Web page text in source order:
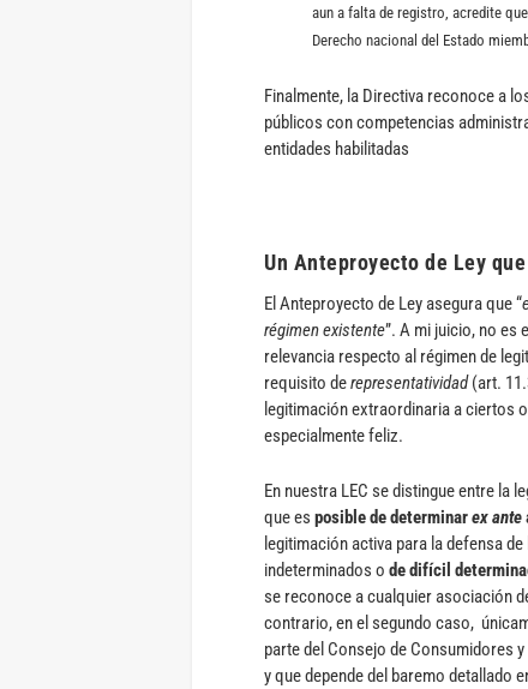
aun a falta de registro, acredite
Derecho nacional del Estado
Finalmente, la Directiva reconoce a
públicos con competencias
entidades habilitadas
Un Anteproyecto de Ley
El Anteproyecto de Ley asegura que “
régimen existente”. A mi juicio, no es
relevancia respecto al régimen de
requisito derepresentatividad(art.
legitimación extraordinaria a ciertos
especialmente feliz.
En nuestra LEC se distingue entre la
que es posible de determinarex ante
legitimación activa para la defensa
indeterminados o de difícil
se reconoce a cualquier asociación
contrario, en el segundo caso,
parte del Consejo de Consumidores
y que depende del baremo detallado